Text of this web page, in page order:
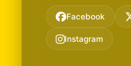
Facebook
Instagram